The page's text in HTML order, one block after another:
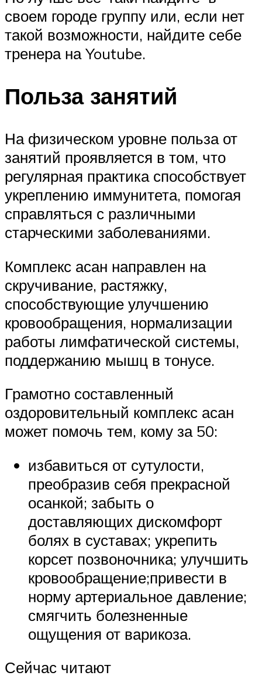
своем городе группу или, если нет
такой возможности, найдите себе
тренера на Youtube.
Польза занятий
На физическом уровне польза от
занятий проявляется в том, что
регулярная практика способствует
укреплению иммунитета, помогая
справляться с различными
старческими заболеваниями.
Комплекс асан направлен на
скручивание, растяжку,
способствующие улучшению
кровообращения, нормализации
работы лимфатической системы,
поддержанию мышц в тонусе.
Грамотно составленный
оздоровительный комплекс асан
может помочь тем, кому за 50:
избавиться от сутулости,
преобразив себя прекрасной
осанкой; забыть о
доставляющих дискомфорт
болях в суставах; укрепить
корсет позвоночника; улучшить
кровообращение;привести в
норму артериальное давление;
смягчить болезненные
ощущения от варикоза.
Сейчас читают